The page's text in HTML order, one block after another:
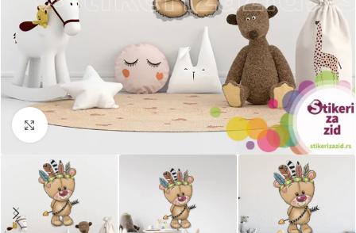
Kliknite za uvećanje